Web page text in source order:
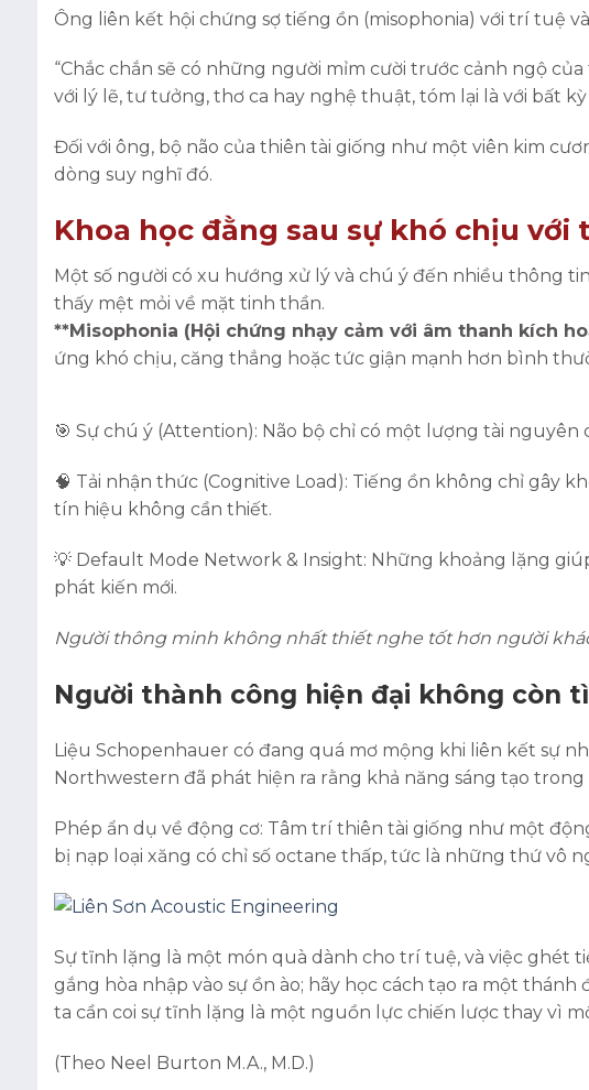
Ông liên kết hội chứng sợ tiếng ồn (misophonia) với trí tuệ
“Chắc chắn sẽ có những người mỉm cười trước cảnh ngộ
với lý lẽ, tư tưởng, thơ ca hay nghệ thuật, tóm lại là với bất
Đối với ông, bộ não của thiên tài giống như một viên kim
dòng suy nghĩ đó.
Khoa học đằng sau sự khó chịu với
Một số người có xu hướng xử lý và chú ý đến nhiều thông
thấy mệt mỏi về mặt tinh thần.
**Misophonia (Hội chứng nhạy cảm với âm thanh kích
ứng khó chịu, căng thẳng hoặc tức giận mạnh hơn bình
🎯 Sự chú ý (Attention): Não bộ chỉ có một lượng tài
🧠 Tải nhận thức (Cognitive Load): Tiếng ồn không chỉ gây
tín hiệu không cần thiết.
💡 Default Mode Network & Insight: Những khoảng lặng
phát kiến mới.
Người thông minh không nhất thiết nghe tốt hơn người
Người thành công hiện đại không còn
Liệu Schopenhauer có đang quá mơ mộng khi liên kết sự
Northwestern đã phát hiện ra rằng khả năng sáng tạo
Phép ẩn dụ về động cơ: Tâm trí thiên tài giống như một
bị nạp loại xăng có chỉ số octane thấp, tức là những thứ vô
Sự tĩnh lặng là một món quà dành cho trí tuệ, và việc ghét
gắng hòa nhập vào sự ồn ào; hãy học cách tạo ra một
ta cần coi sự tĩnh lặng là một nguồn lực chiến lược thay vì
(Theo Neel Burton M.A., M.D.)